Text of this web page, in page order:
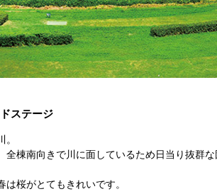
ステージ
全棟南向きで川に面しているため日当り抜群
桜がとてもきれいです。